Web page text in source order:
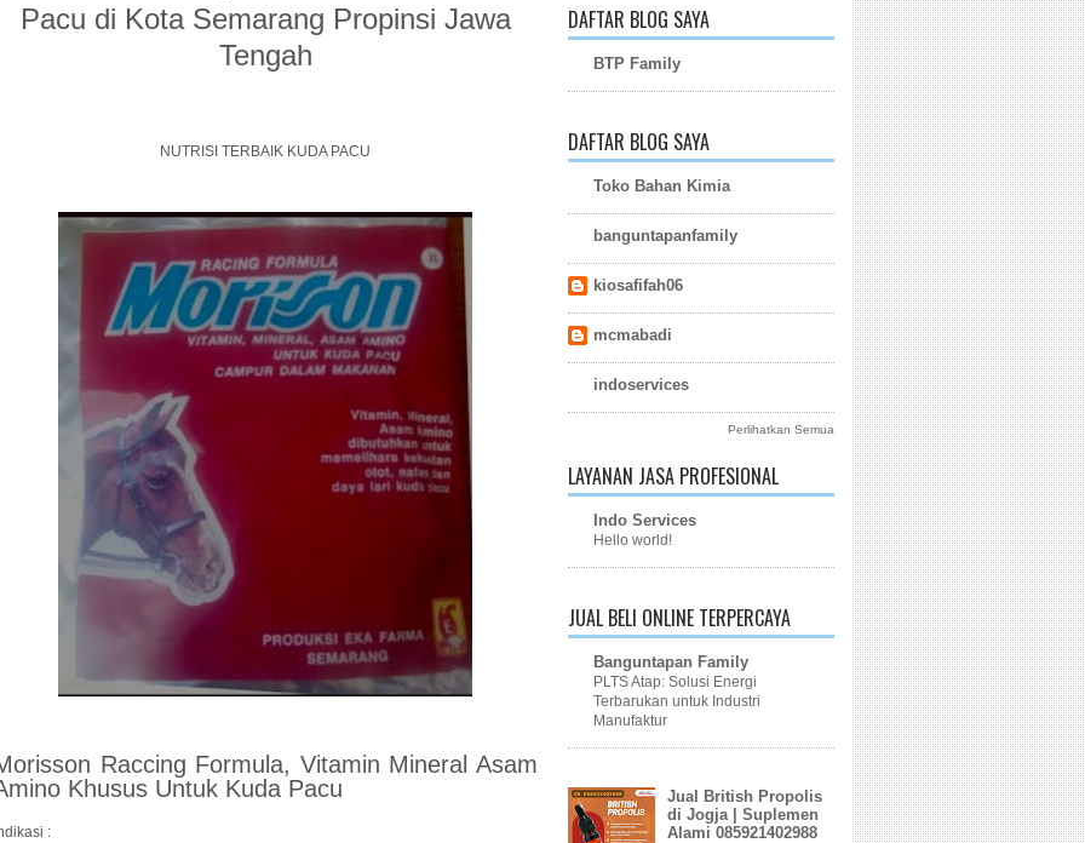
Pacu di Kota Semarang Propinsi Jawa
Tengah
NUTRISI TERBAIK KUDA PACU
Raccing Formula, Vitamin Mineral Asam
Khusus Untuk Kuda Pacu
:
DAFTAR BLOG SAYA
BTP Family
DAFTAR BLOG SAYA
Toko Bahan Kimia
banguntapanfamily
kiosafifah06
mcmabadi
indoservices
Perlihatkan Semua
LAYANAN JASA PROFESIONAL
Indo Services
Hello world!
JUAL BELI ONLINE TERPERCAYA
Banguntapan Family
PLTS Atap: Solusi Energi
Terbarukan untuk Industri
Manufaktur
Jual British Propolis
di Jogja | Suplemen
Alami 085921402988